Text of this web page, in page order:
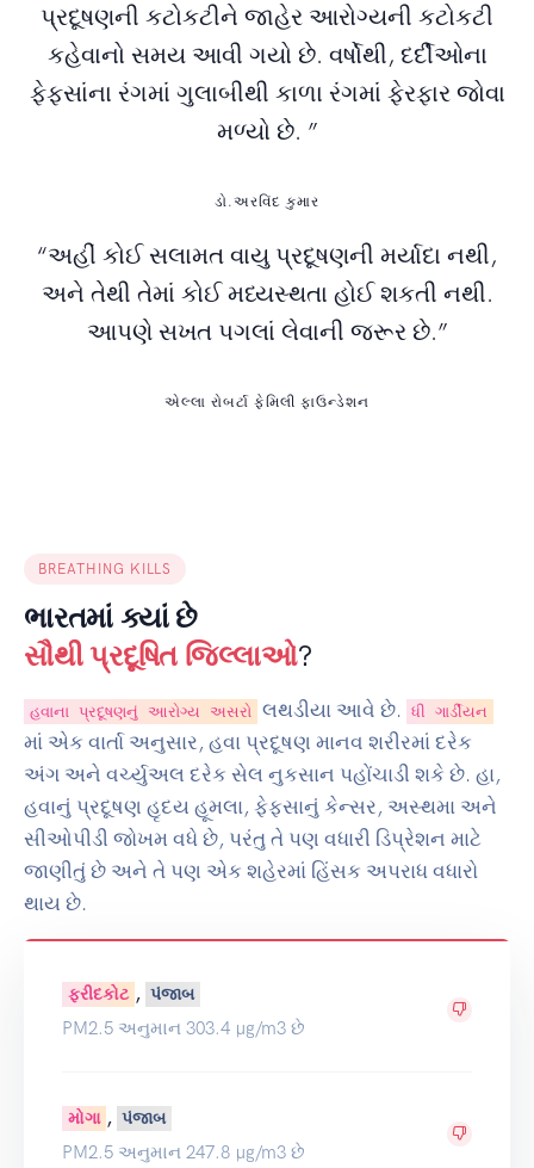
પ્રદૂષણની કટોકટીને જાહેર આરોગ્યની કટોકટી
કહેવાનો સમય આવી ગયો છે. વર્ષોથી, દર્દીઓના
ફેફસાંના રંગમાં ગુલાબીથી કાળા રંગમાં ફેરફાર જોવા
મળ્યો છે. ”
ડો.અરવિંદ કુમાર
“અહીં કોઈ સલામત વાયુ પ્રદૂષણની મર્યાદા નથી,
અને તેથી તેમાં કોઈ મધ્યસ્થતા હોઈ શકતી નથી.
આપણે સખત પગલાં લેવાની જરૂર છે.”
એલ્લા રોબર્ટા ફેમિલી ફાઉન્ડેશન
BREATHING KILLS
ભારતમાં ક્યાં છે
સૌથી પ્રદૂષિત જિલ્લાઓ?
હવાના પ્રદૂષણનું આરોગ્ય અસરો લથડીયા આવે છે. ધી ગાર્ડીયન
માં એક વાર્તા અનુસાર, હવા પ્રદૂષણ માનવ શરીરમાં દરેક
અંગ અને વર્ચ્યુઅલ દરેક સેલ નુકસાન પહોંચાડી શકે છે. હા,
હવાનું પ્રદૂષણ હૃદય હૂમલા, ફેફસાનું કેન્સર, અસ્થમા અને
સીઓપીડી જોખમ વધે છે, પરંતુ તે પણ વધારી ડિપ્રેશન માટે
જાણીતું છે અને તે પણ એક શહેરમાં હિંસક અપરાધ વધારો
થાય છે.
ફરીદકોટ , પંજાબ
PM2.5 અનુમાન 303.4 µg/m3 છે
મોગા , પંજાબ
PM2.5 અનુમાન 247.8 µg/m3 છે